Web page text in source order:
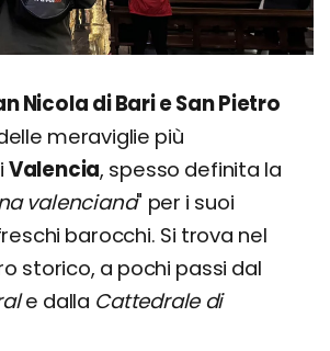
Nicola di Bari e San Pietro
meraviglie più
Valencia, spesso definita la
valenciana" per i suoi
barocchi. Si trova nel
storico, a pochi passi dal
e dalla Cattedrale di